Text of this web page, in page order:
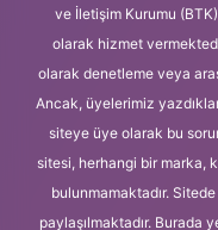
ve İletişim Kurumu
olarak hizmet
olarak denetleme veya
Ancak, üyelerimiz
siteye üye olarak bu
sitesi, herhangi bir marka,
bulunmamaktadır.
paylaşılmaktadır. Burada